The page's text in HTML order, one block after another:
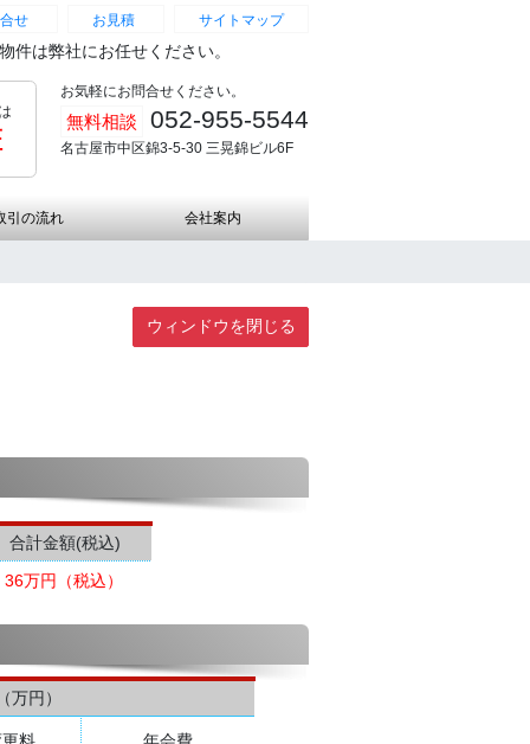
せ お見積 サイトマップ
は弊社にお任せください。
お気軽にお問合せください。
無料相談 052-955-5544
名古屋市中区錦3-5-30 三晃錦ビル6F
引の流れ 会社案内
ウィンドウを閉じる
合計金額(税込)
36万円（税込）
万円）
料 年会費